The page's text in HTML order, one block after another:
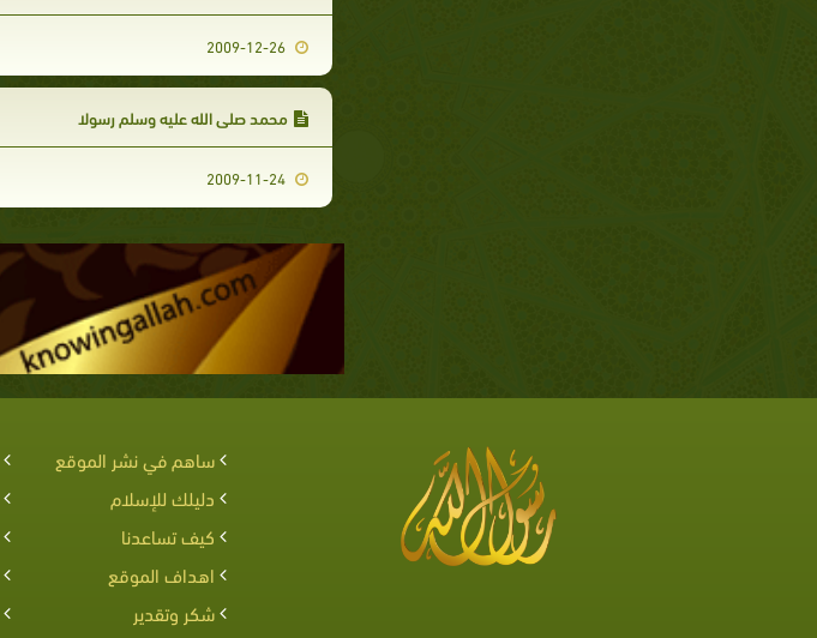
2009-12-26
محمد صلى الله عليه وسلم رسولا
2009-11-24
ساهم في نشر الموقع
دليلك للإسلام
كيف تساعدنا
اهداف الموقع
شكر وتقدير